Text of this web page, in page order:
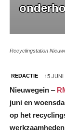
Recyclingstation
REDACTIE 15
Nieuwegein –
juni en
op het